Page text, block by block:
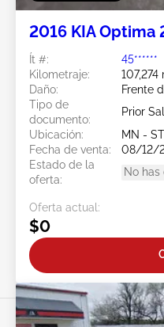
2016 KIA Optima
Ít #:
45******
Kilometraje:
107,274
Daño:
Frente
Tipo de
documento:
Prior
Ubicación:
MN - ST
Fecha de venta:
08/12/
Estado de la
oferta:
No
Oferta actual:
$0